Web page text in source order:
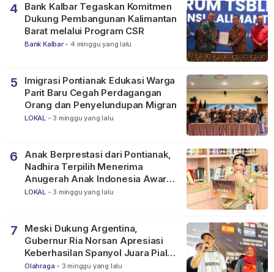
4
Bank Kalbar Tegaskan Komitmen
Dukung Pembangunan Kalimantan
Barat melalui Program CSR
Bank Kalbar - 4 minggu yang lalu
5
Imigrasi Pontianak Edukasi Warga
Parit Baru Cegah Perdagangan
Orang dan Penyelundupan Migran
LOKAL - 3 minggu yang lalu
6
Anak Berprestasi dari Pontianak,
Nadhira Terpilih Menerima
Anugerah Anak Indonesia Awards
2026
LOKAL - 3 minggu yang lalu
7
Meski Dukung Argentina,
Gubernur Ria Norsan Apresiasi
Keberhasilan Spanyol Juara Piala
Dunia FIFA 2026
Olahraga - 3 minggu yang lalu